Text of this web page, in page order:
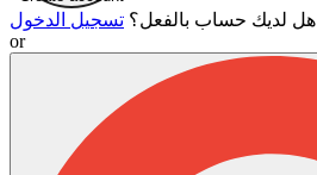
هل لديك حساب بالفعل؟ تسجيل الدخول
or